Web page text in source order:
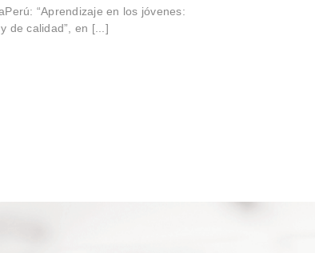
“Aprendizaje en los jóvenes:
de calidad”, en [...]